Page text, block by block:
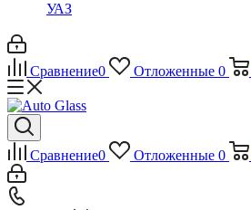
УАЗ
Сравнение0 Отложенные 0
Сравнение0 Отложенные 0